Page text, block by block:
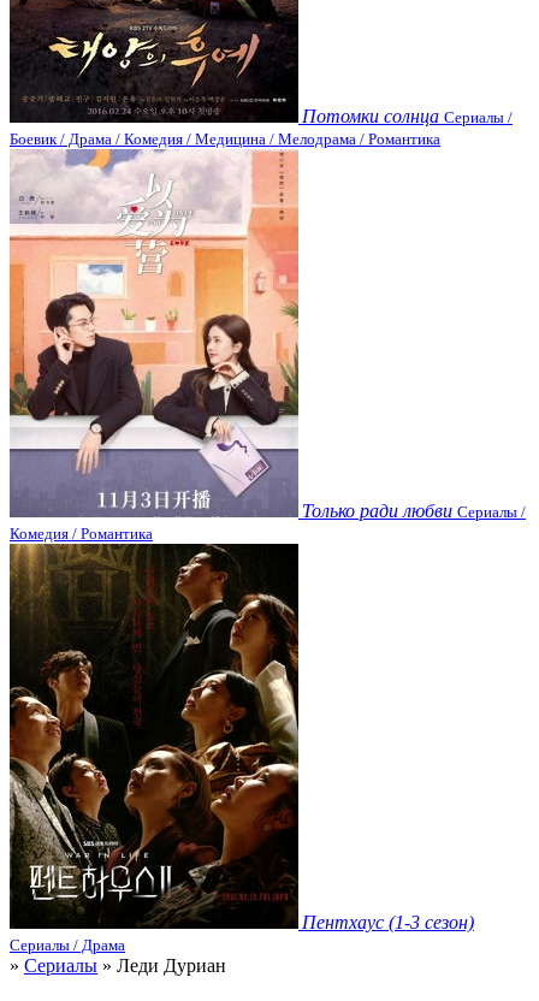
Потомки солнца Сериалы /
Боевик / Драма / Комедия / Медицина / Мелодрама / Романтика
Только ради любви Сериалы /
Комедия / Романтика
Пентхаус (1-3 сезон)
Сериалы / Драма
» Сериалы » Леди Дуриан